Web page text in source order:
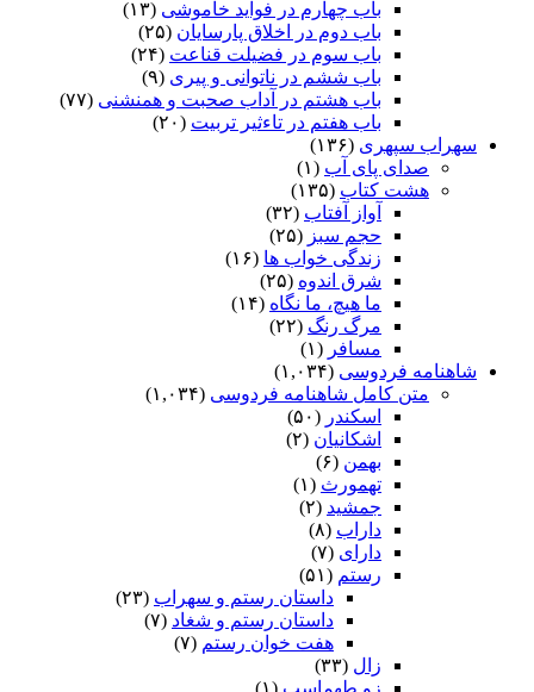
باب چهارم در فواید خاموشى (۱۳)
باب دوم در اخلاق پارسایان (۲۵)
باب سوم در فضیلت قناعت (۲۴)
باب ششم در ناتوانى و پیرى (۹)
باب هشتم در آداب صحبت و همنشنى (۷۷)
باب هفتم در تاءثیر تربیت (۲۰)
سهراب سپهری (۱۳۶)
صدای پای آب (۱)
هشت کتاب (۱۳۵)
آواز آفتاب (۳۲)
حجم سبز (۲۵)
زندگی خواب ها (۱۶)
شرق اندوه (۲۵)
ما هیچ، ما نگاه (۱۴)
مرگ رنگ (۲۲)
مسافر (۱)
شاهنامه فردوسی (۱,۰۳۴)
متن کامل شاهنامه فردوسی (۱,۰۳۴)
اسکندر (۵۰)
اشکانیان (۲)
بهمن (۶)
تهمورث (۱)
جمشید (۲)
داراب (۸)
دارای (۷)
رستم (۵۱)
داستان رستم و سهراب (۲۳)
داستان رستم و شغاد (۷)
هفت خوان رستم‏ (۷)
زال (۳۳)